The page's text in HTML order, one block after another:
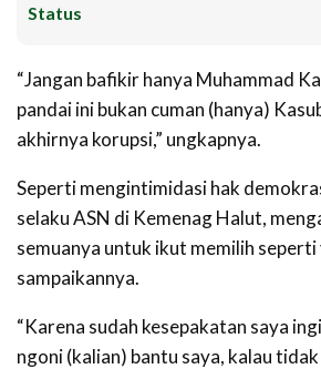
Status
“Jangan bafikir hanya Muhammad
pandai ini bukan cuman (hanya)
akhirnya korupsi,” ungkapnya.
Seperti mengintimidasi hak
selaku ASN di Kemenag Halut,
semuanya untuk ikut memilih seperti
sampaikannya.
“Karena sudah kesepakatan saya
ngoni (kalian) bantu saya, kalau